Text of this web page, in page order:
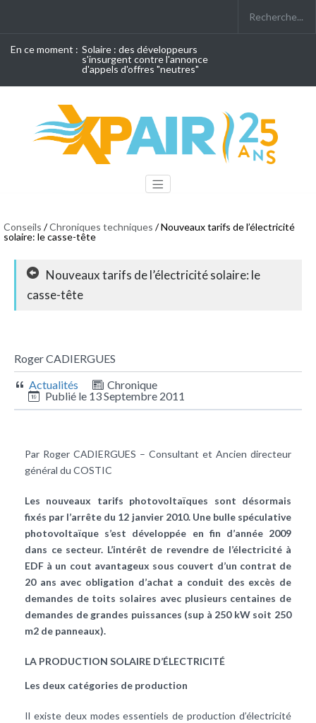
En ce moment : Solaire : des développeurs
s'insurgent contre l'annonce
d'appels d'offres "neutres"
Conseils /Chroniques techniques / Nouveaux tarifs de l’électricité
solaire: le casse-tête
Nouveaux tarifs de l’électricité solaire: le
casse-tête
Roger CADIERGUES
Actualités
Chronique
Publié le 13 Septembre 2011
Par Roger CADIERGUES – Consultant et Ancien directeur
général du COSTIC
Les nouveaux tarifs photovoltaïques sont désormais
fixés par l’arrête du 12 janvier 2010. Une bulle spéculative
photovoltaïque s’est développée en fin d’année 2009
dans ce secteur. L’intérêt de revendre de l’électricité à
EDF à un cout avantageux sous couvert d’un contrat de
20 ans avec obligation d’achat a conduit des excès de
demandes de toits solaires avec plusieurs centaines de
demandes de grandes puissances (sup à 250 kW soit 250
m2 de panneaux).
LA PRODUCTION SOLAIRE D’ÉLECTRICITÉ
Les deux catégories de production
Il existe deux modes essentiels de production d’électricité